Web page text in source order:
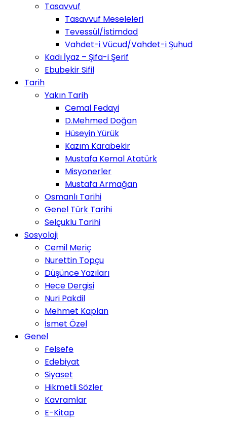
Tasavvuf
Tasavvuf Meseleleri
Tevessül/İstimdad
Vahdet-i Vücud/Vahdet-i Şuhud
Kadı İyaz – Şifa-i Şerif
Ebubekir Sifil
Tarih
Yakın Tarih
Cemal Fedayi
D.Mehmed Doğan
Hüseyin Yürük
Kazım Karabekir
Mustafa Kemal Atatürk
Misyonerler
Mustafa Armağan
Osmanlı Tarihi
Genel Türk Tarihi
Selçuklu Tarihi
Sosyoloji
Cemil Meriç
Nurettin Topçu
Düşünce Yazıları
Hece Dergisi
Nuri Pakdil
Mehmet Kaplan
İsmet Özel
Genel
Felsefe
Edebiyat
Siyaset
Hikmetli Sözler
Kavramlar
E-Kitap